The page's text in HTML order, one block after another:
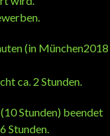
(in München2018
ca. 2 Stunden.
Stunden) beendet
Stunden.